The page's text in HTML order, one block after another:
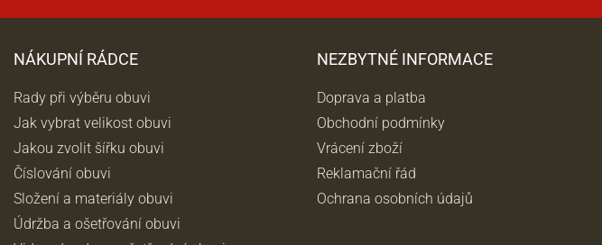
NÁKUPNÍ RÁDCE
Rady při výběru obuvi
Jak vybrat velikost obuvi
Jakou zvolit šířku obuvi
Číslování obuvi
Složení a materiály obuvi
Údržba a ošetřování obuvi
NEZBYTNÉ INFORMACE
Doprava a platba
Obchodní podmínky
Vrácení zboží
Reklamační řád
Ochrana osobních údajů